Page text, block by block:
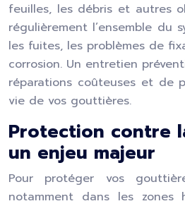
feuilles, les débris et autres
régulièrement l’ensemble du
les fuites, les problèmes de
corrosion. Un entretien
réparations coûteuses et de
vie de vos gouttières.
Protection contre
un enjeu majeur
Pour protéger vos
notamment dans les zones